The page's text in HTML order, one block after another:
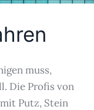
muss,
Die Profis von
Putz, Stein